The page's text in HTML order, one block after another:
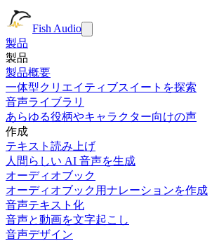
Fish Audio
製品
製品
製品概要
一体型クリエイティブスイートを探索
音声ライブラリ
あらゆる役柄やキャラクター向けの声
作成
テキスト読み上げ
人間らしい AI 音声を生成
オーディオブック
オーディオブック用ナレーションを作成
音声テキスト化
音声と動画を文字起こし
音声デザイン